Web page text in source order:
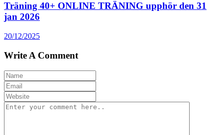
Träning 40+ ONLINE TRÄNING upphör den 31
jan 2026
20/12/2025
Write A Comment